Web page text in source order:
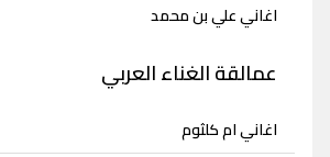
اغاني علي بن محمد
عمالقة الغناء العربي
اغاني ام كلثوم